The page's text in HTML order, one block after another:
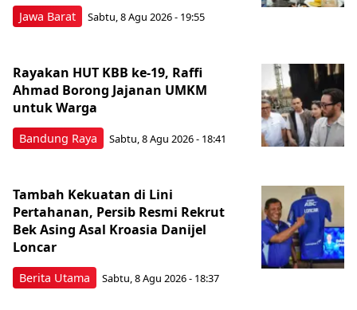
Jawa Barat Sabtu, 8 Agu 2026 - 19:55
Bandung Raya
Rayakan HUT KBB ke-19, Raffi
Ahmad Borong Jajanan UMKM
untuk Warga
Sabtu, 8 Agu 2026 - 18:41
Berita Utama
Tambah Kekuatan di Lini
Pertahanan, Persib Resmi Rekrut
Bek Asing Asal Kroasia Danijel
Loncar
Sabtu, 8 Agu 2026 - 18:37